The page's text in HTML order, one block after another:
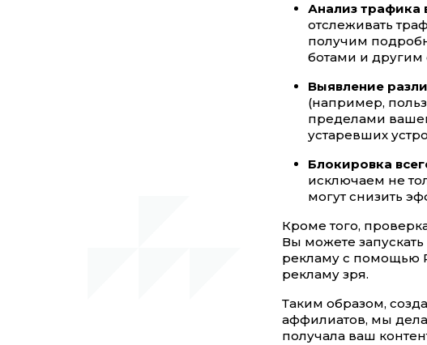
Анализ трафика
отслеживать
получим
ботами и
Выявление
(например,
пределами
устаревших
Блокировка
исключаем не
могут снизить
Кроме того,
Вы можете
рекламу с помощью
рекламу зря.
Таким образом,
аффилиатов, мы
получала ваш